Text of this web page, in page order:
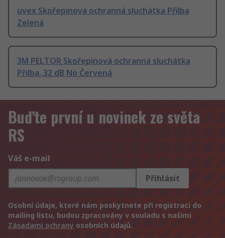
uvex Skořepinová ochranná sluchátka Přilba
Zelená
3M PELTOR Skořepinová ochranná sluchátka
Přilba, 32 dB No Červená
Buďte první u novinek ze světa
RS
Váš e-mail
Přihlásit
Osobní údaje, které nám poskytnete při registraci do
mailing listu, budou zpracovány v souladu s našimi
Zásadami ochrany osobních údajů.